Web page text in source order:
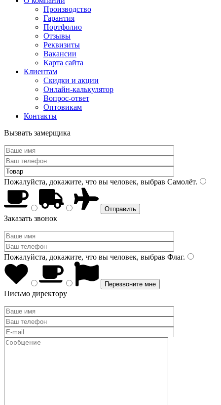
Производство
Гарантия
Портфолио
Отзывы
Реквизиты
Вакансии
Карта сайта
Клиентам
Скидки и акции
Онлайн-калькулятор
Вопрос-ответ
Оптовикам
Контакты
Вызвать замерщика
Пожалуйста, докажите, что вы человек, выбрав Самолёт.
Заказать звонок
Пожалуйста, докажите, что вы человек, выбрав Флаг.
Письмо директору